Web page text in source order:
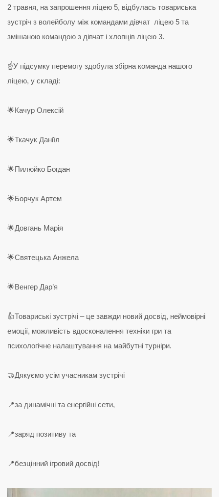
змішаною
командою
з
дівчат
і
2 травня, на запрошення ліцею 5, відбулась товариська
зустріч з волейболу між командами дівчат ліцею 5 та
змішаною командою з дівчат і хлопців ліцею 3.
☝️У підсумку перемогу здобула збірна команда нашого
ліцею, у складі:
🌟Качур Олексій
🌟Ткачук Даніїл
🌟Пилюйко Богдан
🌟Борчук Артем
🌟Довгань Марія
🌟Святецька Анжела
🌟Венгер Дар’я
👍Товариські зустрічі – це завжди новий досвід, неймовірні
емоції, можливість вдосконалення техніки гри та
психологічне налаштування на майбутні турніри.
🤝Дякуємо усім учасникам зустрічі
📍за динамічні та енергійні сети,
📍заряд позитиву та
📍безцінний ігровий досвід!